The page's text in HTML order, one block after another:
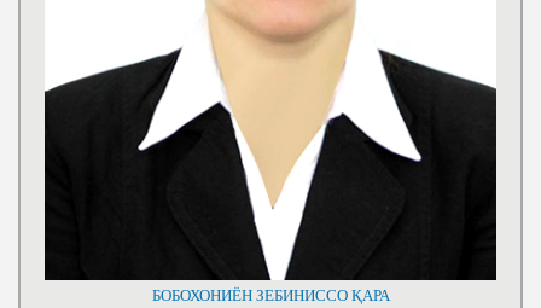
БОБОХОНИЁН ЗЕБИНИССО ҚАРА